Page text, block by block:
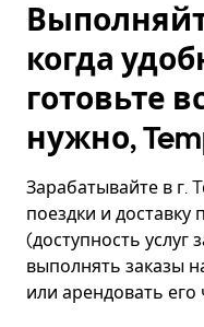
когда
готовьте
нужно,
Зарабатывайте в г.
поездки и доставку
(доступность услуг
выполнять заказы
или арендовать